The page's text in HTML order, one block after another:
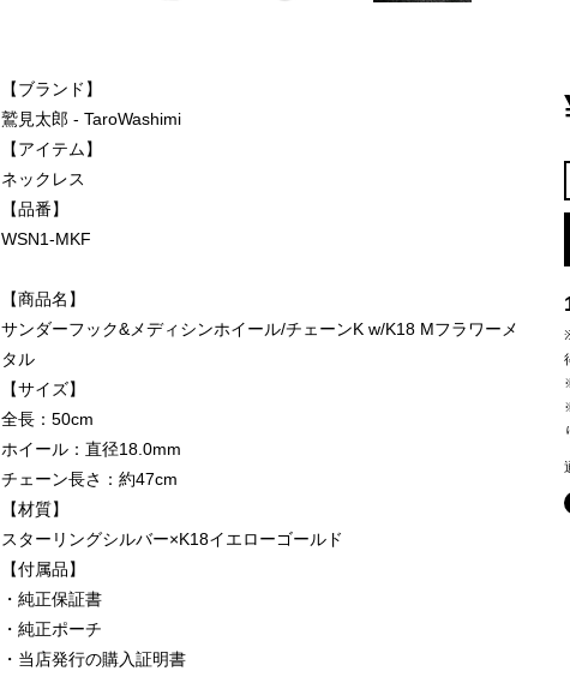
【ブランド】
鷲見太郎 - TaroWashimi
【アイテム】
ネックレス
【品番】
WSN1-MKF
【商品名】
サンダーフック&メディシンホイール/チェーンK w/K18 Mフラワーメ
タル
【サイズ】
全長：50cm
ホイール：直径18.0mm
チェーン長さ：約47cm
【材質】
スターリングシルバー×K18イエローゴールド
【付属品】
・純正保証書
・純正ポーチ
・当店発行の購入証明書